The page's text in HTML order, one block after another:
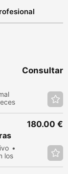
Consultar
los
180.00 €